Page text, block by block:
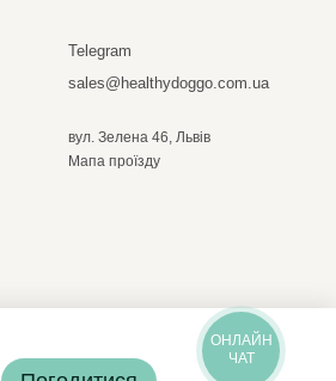
Telegram
sales@healthydoggo.com.ua
вул. Зелена 46, Львів
Мапа проїзду
ОНЛАЙН
ЧАТ